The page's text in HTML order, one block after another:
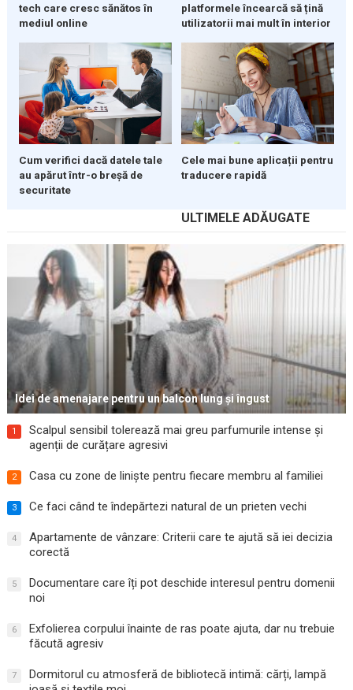
tech care cresc sănătos în
mediul online
platformele încearcă să țină
utilizatorii mai mult în interior
Cum verifici dacă datele tale
au apărut într-o breșă de
securitate
Cele mai bune aplicații pentru
traducere rapidă
ULTIMELE ADĂUGATE
Idei de amenajare pentru un balcon lung și îngust
1
Scalpul sensibil tolerează mai greu parfumurile intense și
agenții de curățare agresivi
2 Casa cu zone de liniște pentru fiecare membru al familiei
3 Ce faci când te îndepărtezi natural de un prieten vechi
4
Apartamente de vânzare: Criterii care te ajută să iei decizia
corectă
5
Documentare care îți pot deschide interesul pentru domenii
noi
6
Exfolierea corpului înainte de ras poate ajuta, dar nu trebuie
făcută agresiv
7
Dormitorul cu atmosferă de bibliotecă intimă: cărți, lampă